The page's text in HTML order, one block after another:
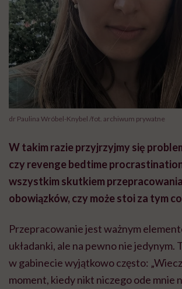
dr Paulina Wróbel-Knybel /fot. archiwum prywatne
W takim razie przyjrzyjmy się
czy revenge bedtime
wszystkim skutkiem
obowiązków, czy może stoi za tym
Przepracowanie jest ważnym
układanki, ale na pewno nie jedynym.
w gabinecie wyjątkowo często:
moment, kiedy nikt niczego ode mnie